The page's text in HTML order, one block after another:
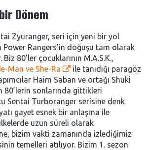
Dönem
Zyuranger, seri için yeni bir yol
Power Rangers’in doğuşu tam olarak
80’ler çocuklarının M.A.S.K.,
Man ve She-Ra
ile tanıdığı paragöz
Haim Saban ve ortağı Shuki
80’lerin sonlarında gittikleri
Sentai Turboranger serisine denk
gayet esnek bir anlaşma ile
uzun süreli olarak
bizim vakti zamanında izlediğimiz
temelleri atılıyor. Bizim 1. sezon